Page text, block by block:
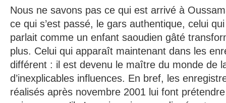
Nous ne savons pas ce qui est arrivé à
ce qui s’est passé, le gars authentique, celui
parlait comme un enfant saoudien gâté
plus. Celui qui apparaît maintenant dans les
différent : il est devenu le maître du monde de
d’inexplicables influences. En bref, les
réalisés après novembre 2001 lui font